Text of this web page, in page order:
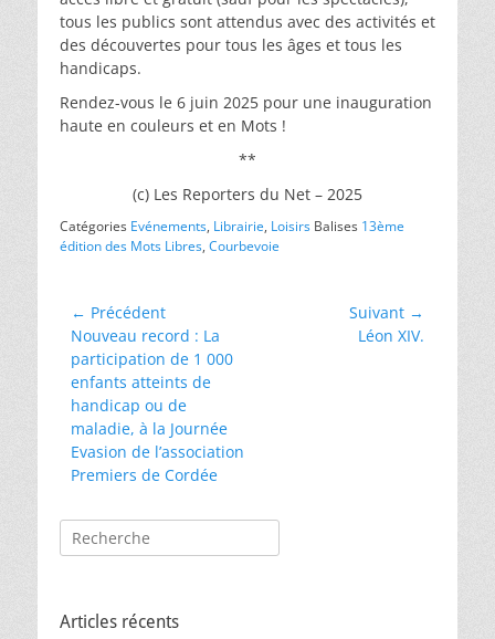
tous les publics sont attendus avec des activités et
des découvertes pour tous les âges et tous les
handicaps.
Rendez-vous le 6 juin 2025 pour une inauguration
haute en couleurs et en Mots !
**
(c) Les Reporters du Net – 2025
Catégories Evénements, Librairie, Loisirs Balises 13ème
édition des Mots Libres, Courbevoie
Navigation
de
l’article
← Précédent
Article
précédent :
Nouveau record : La
participation de 1 000
enfants atteints de
handicap ou de
maladie, à la Journée
Evasion de l’association
Premiers de Cordée
Suivant →
Léon XIV.
Rechercher :
Articles récents